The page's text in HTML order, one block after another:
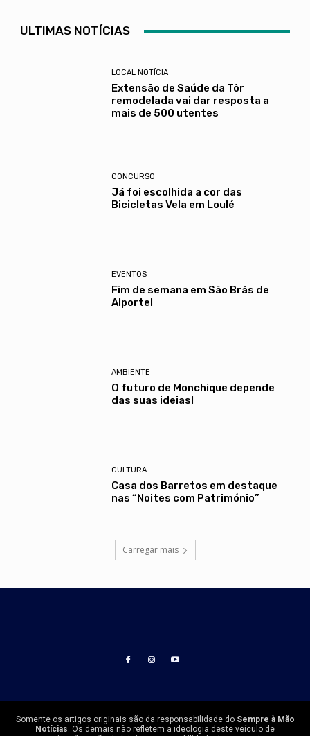
ULTIMAS NOTÍCIAS
LOCAL NOTÍCIA
Extensão de Saúde da Tôr
remodelada vai dar resposta a
mais de 500 utentes
CONCURSO
Já foi escolhida a cor das
Bicicletas Vela em Loulé
EVENTOS
Fim de semana em São Brás de
Alportel
AMBIENTE
O futuro de Monchique depende
das suas ideias!
CULTURA
Casa dos Barretos em destaque
nas “Noites com Património”
Carregar mais
Somente os artigos originais são da responsabilidade do Sempre à Mão
Notícias. Os demais não refletem a ideologia deste veículo de